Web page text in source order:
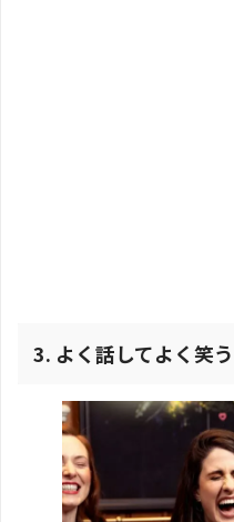
3. よく話してよく笑う